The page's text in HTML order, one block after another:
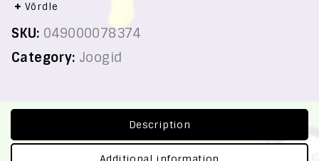
Võrdle
SKU: 049000078374
Category: Joogid
Description